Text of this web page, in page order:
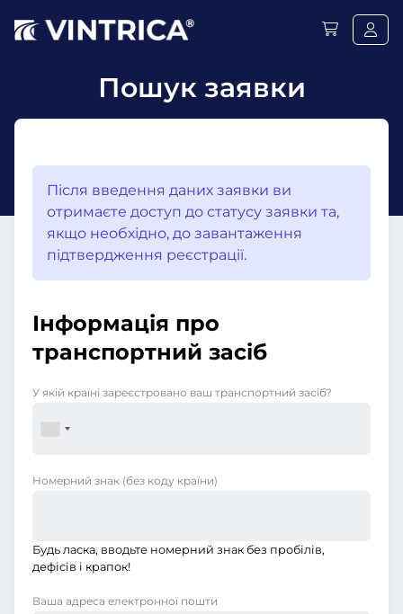
Пошук заявки
Після введення даних заявки ви
отримаєте доступ до статусу заявки та,
якщо необхідно, до завантаження
підтвердження реєстрації.
Інформація про
транспортний засіб
У якій країні зареєстровано ваш транспортний засіб?
Номерний знак (без коду країни)
Будь ласка, вводьте номерний знак без пробілів,
дефісів і крапок!
Ваша адреса електронної пошти